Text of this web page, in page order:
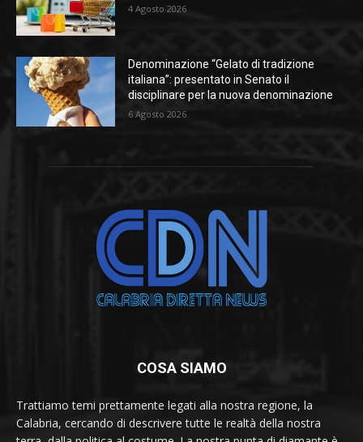
4 Agosto 2026
Denominazione “Gelato di tradizione
italiana”: presentato in Senato il
disciplinare per la nuova denominazione
6 Agosto 2026
COSA SIAMO
Trattiamo temi prettamente legati alla nostra regione, la
Calabria, cercando di descrivere tutte le realtà della nostra